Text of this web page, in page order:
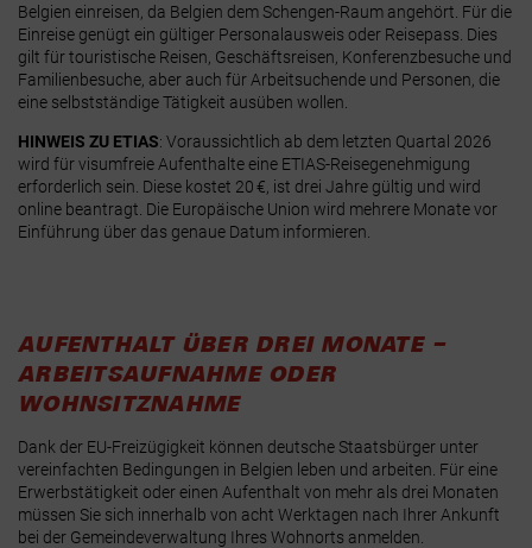
Belgien einreisen, da Belgien dem Schengen-Raum angehört. Für die
Einreise genügt ein gültiger Personalausweis oder Reisepass . Dies
gilt für touristische Reisen, Geschäftsreisen, Konferenzbesuche und
Familienbesuche, aber auch für Arbeitsuchende und Personen, die
eine selbstständige Tätigkeit ausüben wollen.
HINWEIS ZU ETIAS: Voraussichtlich ab dem letzten Quartal 2026
wird für visumfreie Aufenthalte eine ETIAS-Reisegenehmigung
erforderlich sein . Diese kostet 20 €, ist drei Jahre gültig und wird
online beantragt. Die Europäische Union wird mehrere Monate vor
Einführung über das genaue Datum informieren.
AUFENTHALT ÜBER DREI MONATE –
ARBEITSAUFNAHME ODER
WOHNSITZNAHME
Dank der EU-Freizügigkeit können deutsche Staatsbürger unter
vereinfachten Bedingungen in Belgien leben und arbeiten. Für eine
Erwerbstätigkeit oder einen Aufenthalt von mehr als drei Monaten
müssen Sie sich innerhalb von acht Werktagen nach Ihrer Ankunft
bei der Gemeindeverwaltung Ihres Wohnorts anmelden